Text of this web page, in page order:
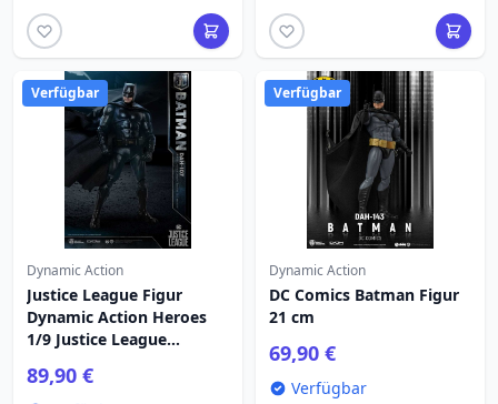
Verfügbar
Dynamic Action
Justice League Figur
Dynamic Action Heroes
1/9 Justice League
89,90 €
Verfügbar
Dynamic Action
DC Comics Batman Figur
21 cm
69,90 €
Verfügbar